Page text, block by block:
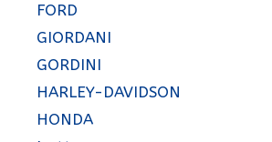
FORD
GIORDANI
GORDINI
HARLEY-DAVIDSON
HONDA